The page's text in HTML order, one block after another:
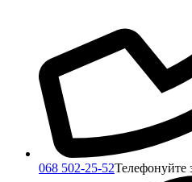
068 502-25-52